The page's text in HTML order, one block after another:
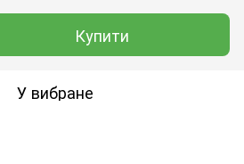
Купити
У вибране